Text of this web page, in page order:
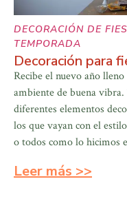
DECORACIÓN DE
TEMPORADA
Decoración para
Recibe el nuevo año
ambiente de buena
diferentes elementos
los que vayan con el
o todos como lo hicimos
Leer más >>